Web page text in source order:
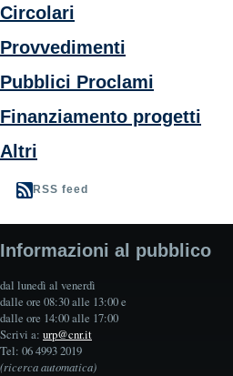
Circolari
Provvedimenti
Pubblici Proclami
Finanziamento progetti
Altri
RSS feed
Informazioni al pubblico
dal lunedì al venerdì
dalle ore 08:30 alle 13:00 e
dalle ore 14:00 alle 17:00
Scrivi a: urp@cnr.it
Tel: 06 4993 2019
(ricerca automatica)